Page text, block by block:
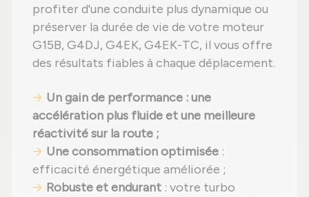
profiter d'une conduite plus dynamique ou
préserver la durée de vie de votre moteur
G15B, G4DJ, G4EK, G4EK-TC, il vous offre
des résultats fiables à chaque déplacement.
Un gain de performance : une
accélération plus fluide et une meilleure
réactivité sur la route ;
Une consommation optimisée :
efficacité énergétique améliorée ;
Robuste et endurant : votre turbo